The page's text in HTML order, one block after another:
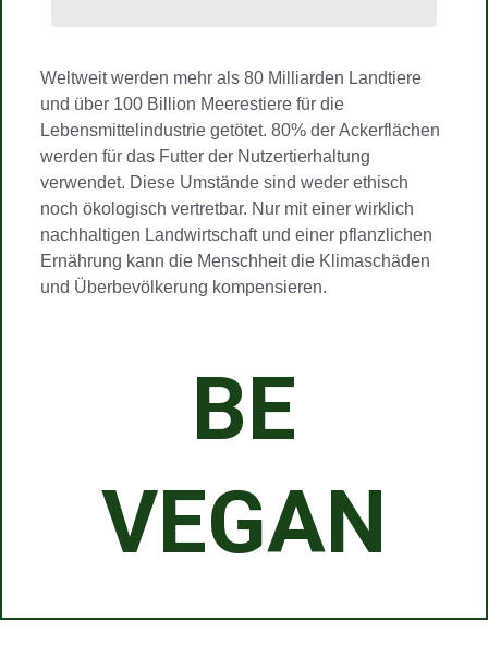
Weltweit werden mehr als 80 Milliarden Landtiere
und über 100 Billion Meerestiere für die
Lebensmittelindustrie getötet. 80% der Ackerflächen
werden für das Futter der Nutzertierhaltung
verwendet. Diese Umstände sind weder ethisch
noch ökologisch vertretbar. Nur mit einer wirklich
nachhaltigen Landwirtschaft und einer pflanzlichen
Ernährung kann die Menschheit die Klimaschäden
und Überbevölkerung kompensieren.
BE
VEGAN